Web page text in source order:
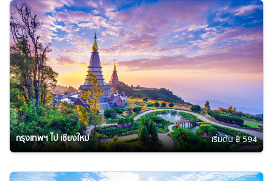
กรุงเทพฯ ไป เชียงใหม่ เริ่มต้น ฿ 594